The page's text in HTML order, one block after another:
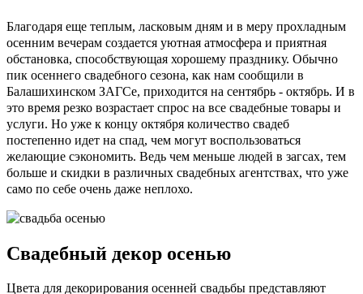
Благодаря еще теплым, ласковым дням и в меру прохладным
осенним вечерам создается уютная атмосфера и приятная
обстановка, способствующая хорошему празднику. Обычно
пик осеннего свадебного сезона, как нам сообщили в
Балашихинском ЗАГСе, приходится на сентябрь - октябрь. И в
это время резко возрастает спрос на все свадебные товары и
услуги. Но уже к концу октября количество свадеб
постепенно идет на спад, чем могут воспользоваться
желающие сэкономить. Ведь чем меньше людей в загсах, тем
больше и скидки в различных свадебных агентствах, что уже
само по себе очень даже неплохо.
Свадебный декор осенью
Цвета для декорирования осенней свадьбы представляют